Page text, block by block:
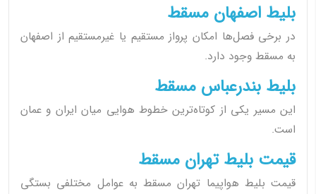
بلیط اصفهان مسقط
در برخی فصل‌ها امکان پرواز مستقیم یا غیرمستقیم از اصفهان
به مسقط وجود دارد.
بلیط بندرعباس مسقط
این مسیر یکی از کوتاه‌ترین خطوط هوایی میان ایران و عمان
است.
قیمت بلیط تهران مسقط
قیمت بلیط هواپیما تهران مسقط به عوامل مختلفی بستگی